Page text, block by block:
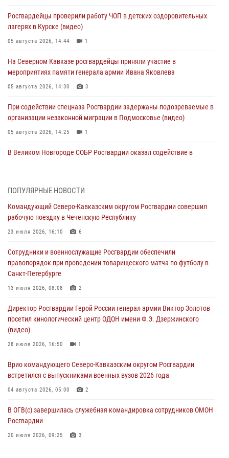
Росгвардейцы проверили работу ЧОП в детских оздоровительных
лагерях в Курске (видео)
05 августа 2026, 14:44 1
На Северном Кавказе росгвардейцы приняли участие в
мероприятиях памяти генерала армии Ивана Яковлева
05 августа 2026, 14:30 3
При содействии спецназа Росгвардии задержаны подозреваемые в
организации незаконной миграции в Подмосковье (видео)
05 августа 2026, 14:25 1
В Великом Новгороде СОБР Росгвардии оказал содействие в
динамовцам Свердловской области
05 августа 2026, 13:50
букмекерской конторе (видео)
05 августа 2026, 13:25 1
В Удмуртии при силовой поддержке спецназа Росгвардии
оздоровительных услуг (видео)
1 1
В Москве дети сотрудников и военнослужащих Росгвардии
05 августа 2026, 13:00 3
ПОПУЛЯРНЫЕ НОВОСТИ
Командующий Северо-Кавказским округом Росгвардии совершил
рабочую поездку в Чеченскую Республику
23 июля 2026, 16:10 6
Сотрудники и военнослужащие Росгвардии обеспечили
правопорядок при проведении товарищеского матча по футболу в
Санкт-Петербурге
13 июля 2026, 08:08 2
Директор Росгвардии Герой России генерал армии Виктор Золотов
посетил кинологический центр ОДОН имени Ф.Э. Дзержинского
(видео)
28 июля 2026, 16:50 1
Врио командующего Северо-Кавказским округом Росгвардии
встретился с выпускниками военных вузов 2026 года
04 августа 2026, 05:00 2
В ОГВ(с) завершилась служебная командировка сотрудников ОМОН
Росгвардии
20 июля 2026, 09:25 3